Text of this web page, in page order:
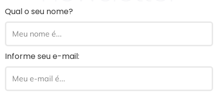
Qual o seu nome?
Informe seu e-mail: